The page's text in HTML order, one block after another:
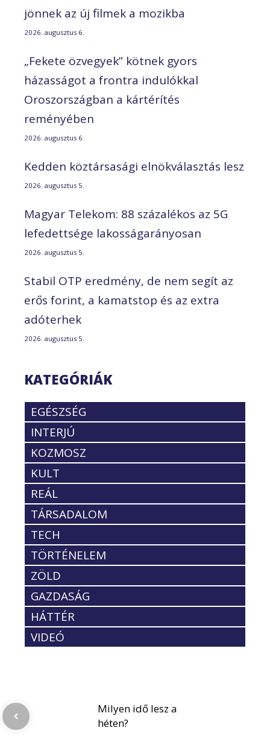
jönnek az új filmek a mozikba
2026. augusztus 6.
„Fekete özvegyek” kötnek gyors
házasságot a frontra indulókkal
Oroszországban a kártérítés
reményében
2026. augusztus 6.
Kedden köztársasági elnökválasztás lesz
2026. augusztus 5.
Magyar Telekom: 88 százalékos az 5G
lefedettsége lakosságarányosan
2026. augusztus 5.
Stabil OTP eredmény, de nem segít az
erős forint, a kamatstop és az extra
adóterhek
2026. augusztus 5.
KATEGÓRIÁK
EGÉSZSÉG
INTERJÚ
KOZMOSZ
KULT
REÁL
TÁRSADALOM
TECH
TÖRTÉNELEM
ZÖLD
GAZDASÁG
HÁTTÉR
VIDEÓ
Milyen idő lesz a
héten?